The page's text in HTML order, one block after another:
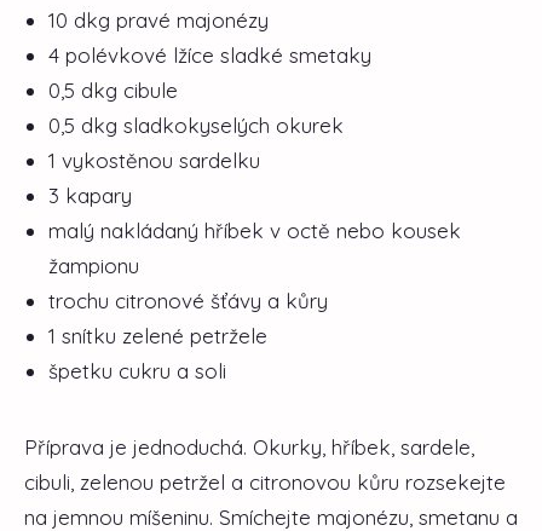
10 dkg pravé majonézy
4 polévkové lžíce sladké smetaky
0,5 dkg cibule
0,5 dkg sladkokyselých okurek
1 vykostěnou sardelku
3 kapary
malý nakládaný hříbek v octě nebo kousek
žampionu
trochu citronové šťávy a kůry
1 snítku zelené petržele
špetku cukru a soli
Příprava je jednoduchá. Okurky, hříbek, sardele,
cibuli, zelenou petržel a citronovou kůru rozsekejte
na jemnou míšeninu. Smíchejte majonézu, smetanu a